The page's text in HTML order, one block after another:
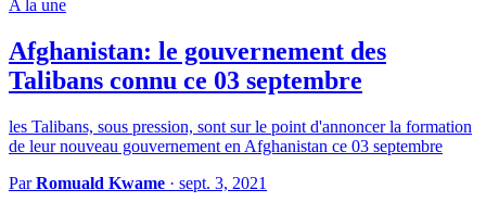
A la une
Afghanistan: le gouvernement des
Talibans connu ce 03 septembre
les Talibans, sous pression, sont sur le point d'annoncer la formation
de leur nouveau gouvernement en Afghanistan ce 03 septembre
ParRomuald Kwame · sept. 3, 2021